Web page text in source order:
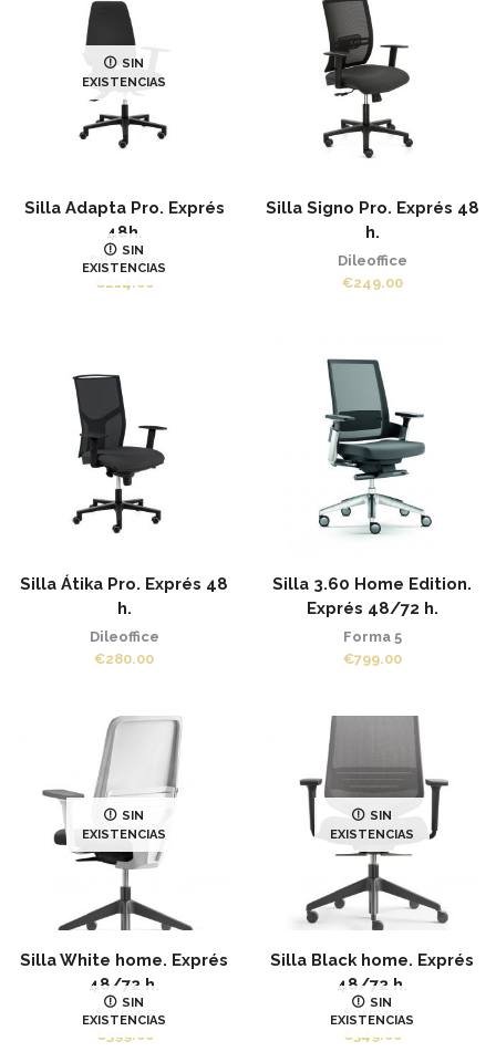
SIN
EXISTENCIAS
Silla Adapta Pro. Exprés
48h.
Dileoffice
€214.00
SIN
EXISTENCIAS
Silla Signo Pro. Exprés 48
h.
Dileoffice
€249.00
Silla Átika Pro. Exprés 48
h.
Dileoffice
€280.00
Silla 3.60 Home Edition.
Exprés 48/72 h.
Forma 5
€799.00
SIN
EXISTENCIAS
Silla White home. Exprés
48/72 h.
Forma 5
€399.00
SIN
EXISTENCIAS
SIN
EXISTENCIAS
Silla Black home. Exprés
48/72 h.
Forma 5
€ 349.00
SIN
EXISTENCIAS